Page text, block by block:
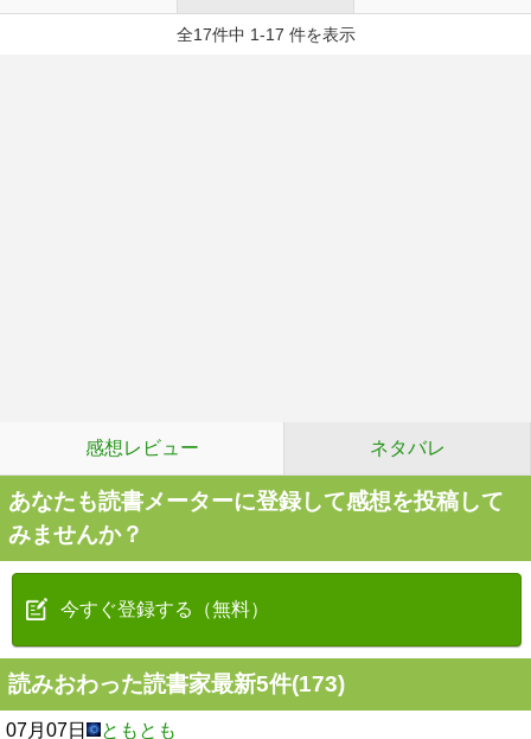
全17件中 1-17 件を表示
感想レビュー ネタバレ
あなたも読書メーターに登録して感想を投稿して
みませんか？
今すぐ登録する（無料）
読みおわった読書家最新5件(173)
07月07日 ともとも